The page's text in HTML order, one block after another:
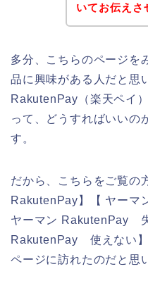
いてお伝えさ
多分、こちらのページを
品に興味がある人だと思
RakutenPay（楽天ペイ
って、どうすればいいの
す。
だから、こちらをご覧の
RakutenPay】【 ヤー
ヤーマン RakutenPay
RakutenPay 使えない
ページに訪れたのだと思